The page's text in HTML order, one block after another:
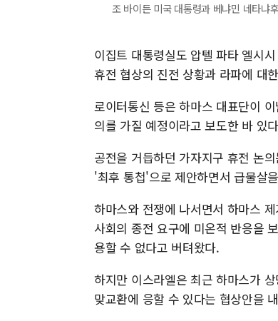
조 바이든 미국 대통령과 베냐민 네타냐
이집트 대통령실도 압텔 파타 엘시
휴전 협상의 진전 상황과 라파에 대
로이터통신 등은 하마스 대표단이
의를 가질 예정이라고 보도한 바 있
공전을 거듭하던 가자지구 휴전 논
'최후 통첩'으로 제안하면서 급물살
하마스와 전쟁에 나서면서 하마스
사회의 종전 요구에 미온적 반응을
용할 수 없다고 버텨왔다.
하지만 이스라엘은 최근 하마스가
맞교환에 응할 수 있다는 협상안을